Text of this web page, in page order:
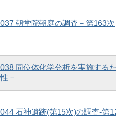
037 朝堂院朝庭の調査－第163次
038 同位体化学分析を実施する
性－
044 石神遺跡(第15次)の調査-第